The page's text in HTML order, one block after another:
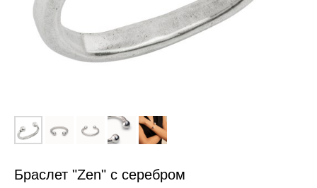
Браслет "Zen" с серебром